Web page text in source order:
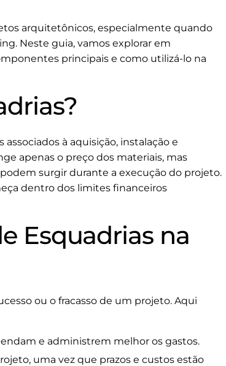
arquitetônicos, especialmente quando
Neste guia, vamos explorar em
principais e como utilizá-lo na
à aquisição, instalação e
apenas o preço dos materiais, mas
surgir durante a execução do projeto.
dentro dos limites financeiros
Esquadrias na
ou o fracasso de um projeto. Aqui
e administrem melhor os gastos.
uma vez que prazos e custos estão